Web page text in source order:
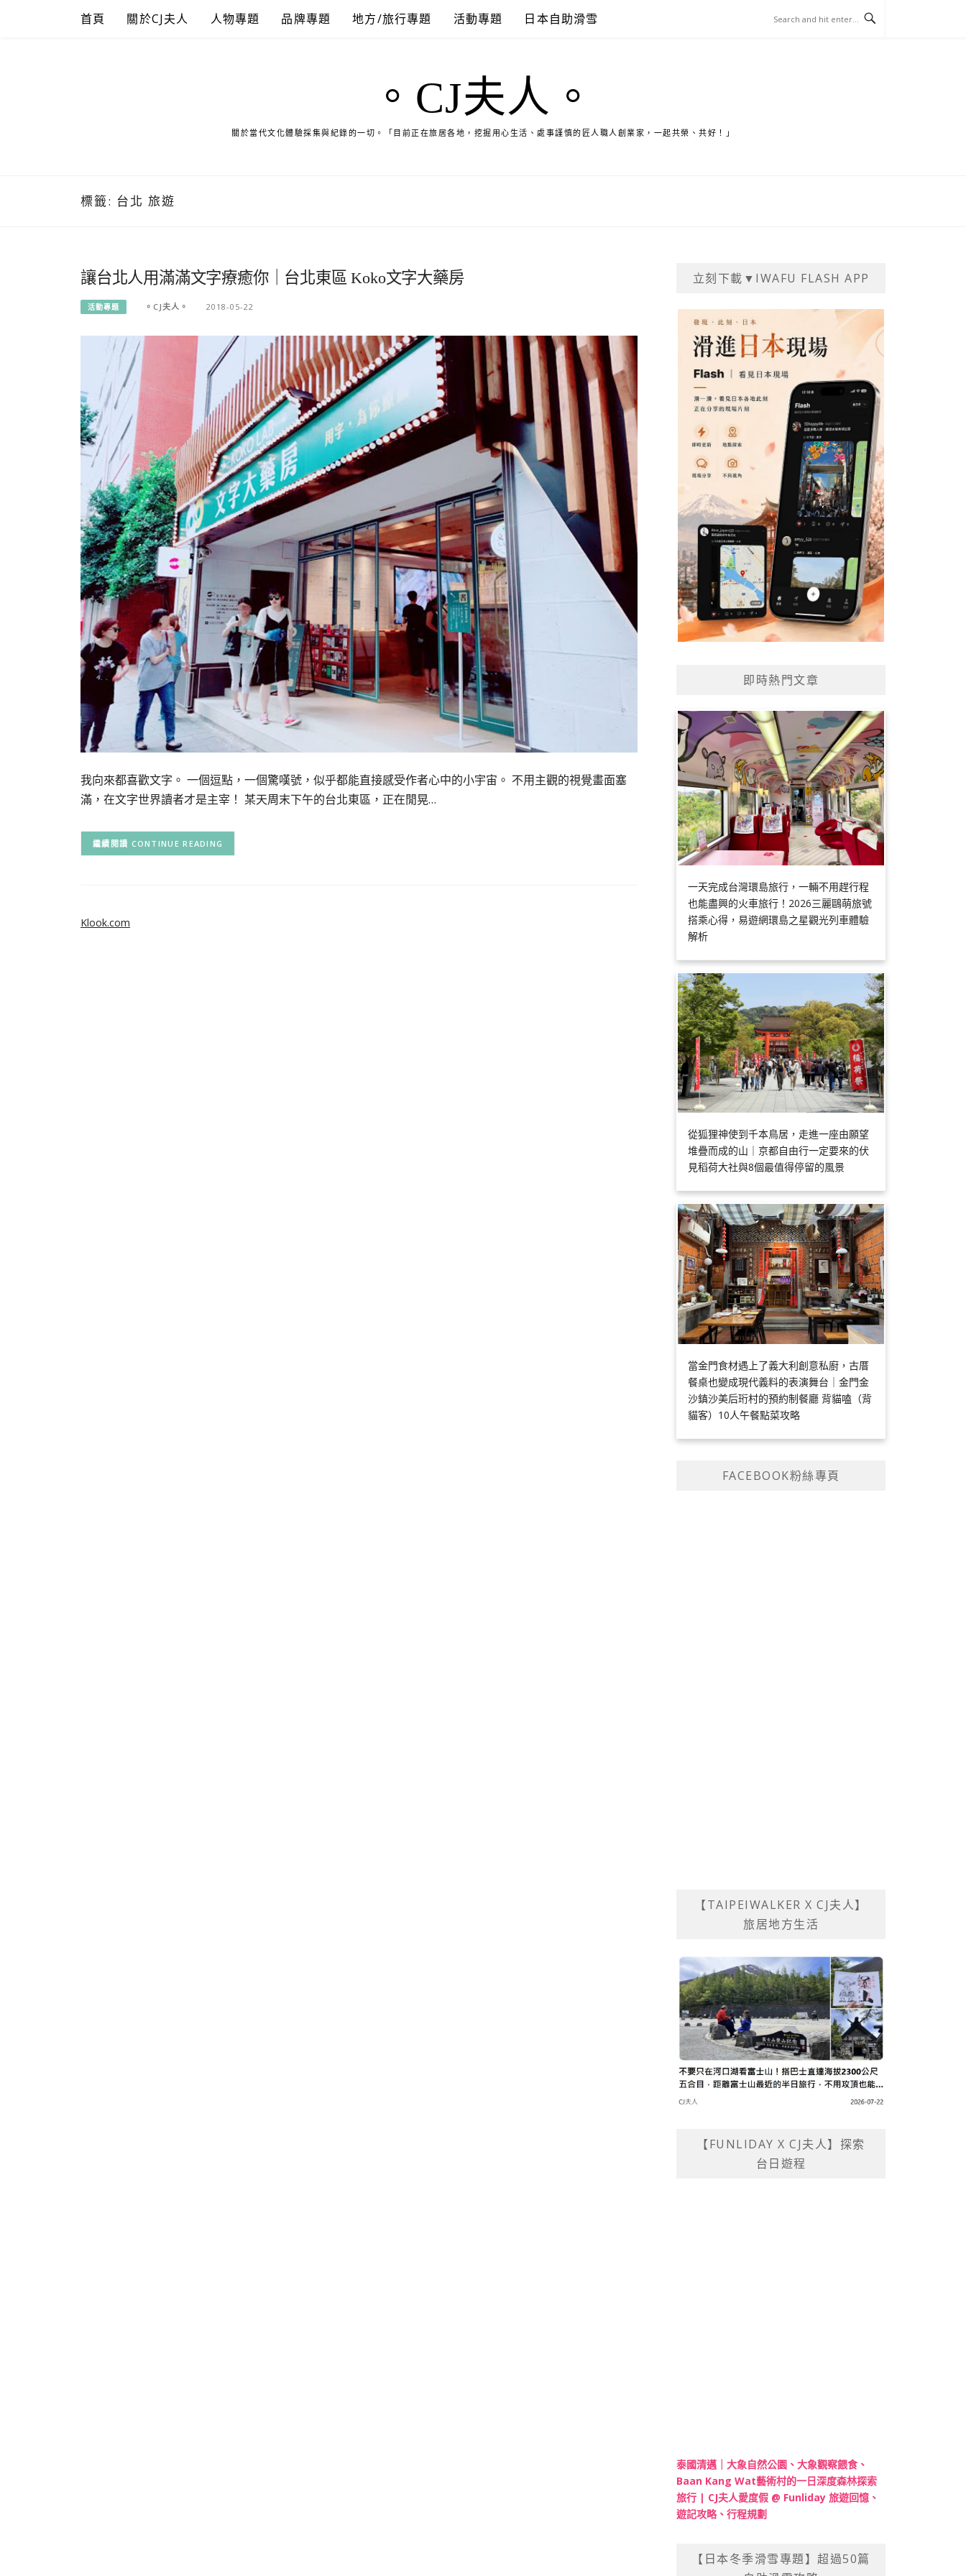
首頁 關於CJ夫人 人物專題 品牌專題 地方/旅行專題 活動專題 日本自助滑雪
。CJ夫人。
關於當代文化體驗採集與紀錄的一切。「目前正在旅居各地，挖掘用心生活、處事謹慎的匠人職人創業家，一起共榮、共好！」
標籤: 台北 旅遊
讓台北人用滿滿文字療癒你｜台北東區 Koko文字大藥房
活動專題 。CJ夫人。 2018-05-22
我向來都喜歡文字。 一個逗點，一個驚嘆號，似乎都能直接感受作者心中的小宇宙。 不用主觀的視覺畫面塞
滿，在文字世界讀者才是主宰！ 某天周末下午的台北東區，正在閒晃…
CONTINUE READING
立刻下載▼IWAFU FLASH APP
即時熱門文章
一天完成台灣環島旅行，一輛不用趕行程
也能盡興的火車旅行！2026三麗鷗萌旅號
搭乘心得，易遊網環島之星觀光列車體驗
解析
從狐狸神使到千本鳥居，走進一座由願望
堆疊而成的山｜京都自由行一定要來的伏
見稻荷大社與8個最值得停留的風景
當金門食材遇上了義大利創意私廚，古厝
餐桌也變成現代義料的表演舞台｜金門金
沙鎮沙美后珩村的預約制餐廳 背貓嗑（背
貓客）10人午餐點菜攻略
FACEBOOK粉絲專頁
【TAIPEIWALKER X CJ夫人】
旅居地方生活
【FUNLIDAY X CJ夫人】探索
台日遊程
泰國清邁｜大象自然公園、大象觀察餵食、
Baan Kang Wat藝術村的一日深度森林探索
旅行 | CJ夫人愛度假 @ Funliday 旅遊回憶、
遊記攻略、行程規劃
【日本冬季滑雪專題】超過50篇
Klook.com